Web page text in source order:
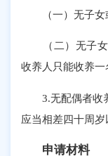
（一）无子女
（二）无子女
收养人只能收养一
3.无配偶者收养
应当相差四十周岁
申请材料